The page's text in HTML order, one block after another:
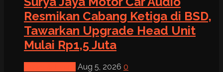
Resmikan Cabang Ketiga di BSD,
Tawarkan Upgrade Head Unit
Mulai Rp1,5 Juta
Aug 5, 2026 0